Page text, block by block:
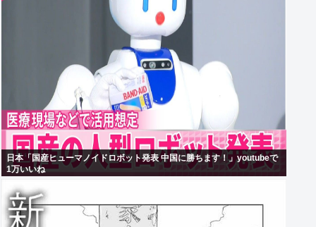
日本「国産ヒューマノイドロボット発表 中国に勝ちます！」youtubeで
1万いいね